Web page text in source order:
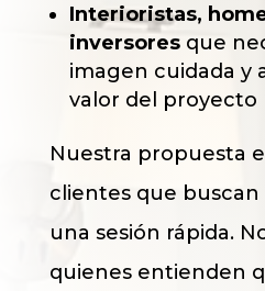
Interioristas,
inversoresque
imagen cuidada y
valor del proyecto
Nuestra propuesta
clientes que buscan
una sesión rápida.
quienes entienden